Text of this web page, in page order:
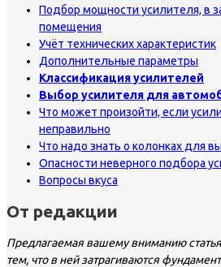
Подбор мощности усилителя, в
помещения
Учёт технических характеристик
Дополнительные параметры
Классификация усилителей
Выбор усилителя для
Что может произойти, если
неправильно
Что надо знать о колонках для
Опасности неверного подбора
Вопросы вкуса
От редакции
Предлагаемая вашему вниманию
тем, что в ней затрагиваются